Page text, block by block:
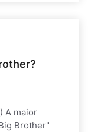
A maior
Brother"